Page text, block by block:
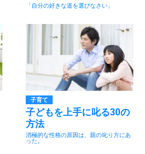
「自分の好きな道を選びなさい」
子育て
子どもを上手に叱る30の
方法
消極的な性格の原因は、親の叱り方にあ
った。